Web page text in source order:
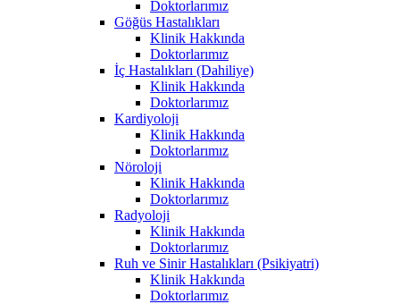
Doktorlarımız
Göğüs Hastalıkları
Klinik Hakkında
Doktorlarımız
İç Hastalıkları (Dahiliye)
Klinik Hakkında
Doktorlarımız
Kardiyoloji
Klinik Hakkında
Doktorlarımız
Nöroloji
Klinik Hakkında
Doktorlarımız
Radyoloji
Klinik Hakkında
Doktorlarımız
Ruh ve Sinir Hastalıkları (Psikiyatri)
Klinik Hakkında
Doktorlarımız